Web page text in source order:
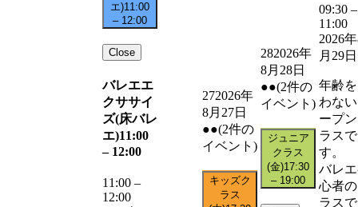
エ)11:00
– 12:00
Close
バレエエ
クササイ
ズ(床バレ
エ)11:00
– 12:00
11:00 –
12:00
272026年
8月27日
●●(2件の
イベント)
キッズク
ラス
282026年
8月28日
●●(2件の
イベント)
ジュニア
クラス
(金)17:30
– 19:00
09:30 –
11:00
2026
月29日
年齢
わな
ープ
ラスで
す。
バレ
心者
ラスで